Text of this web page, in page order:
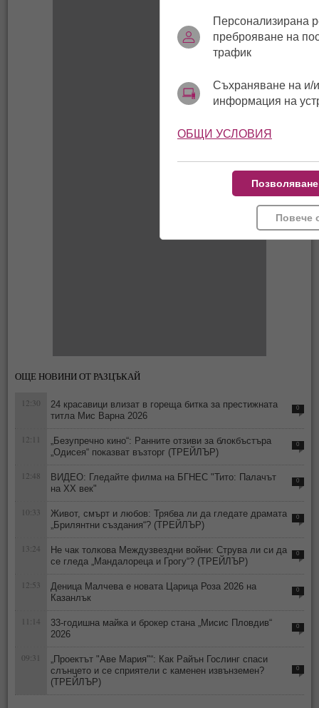
ОЩЕ НОВИНИ ОТ РАЗЦЪКАЙ
12:30
24 красавици влизат в гореща битка за престижната
титла Мис Варна 2026
0
12:11
„Безупречно кино“: Ранните отзиви за блокбъстъра
„Одисея“ показват възторг (ТРЕЙЛЪР)
0
12:48
ВИДЕО: Гледайте филма на БГНЕС "Тито: Палачът
на ХХ век"
0
10:33
Живот, смърт и любов: Трябва ли да гледате драмата
„Брилянтни създания“? (ТРЕЙЛЪР)
0
13:24
Не чак толкова Междузвездни войни: Струва ли си да
се гледа „Мандалореца и Грогу“? (ТРЕЙЛЪР)
0
12:53
Деница Малчева е новата Царица Роза 2026 на
Казанлък
0
11:14
33-годишна майка и брокер стана „Мисис Пловдив“
2026
0
09:31
„Проектът "Аве Мария"“: Как Райън Гослинг спаси
слънцето и се сприятели с каменен извънземен?
(ТРЕЙЛЪР)
0
Персонализирана
преброяване на
трафик
Съхраняване на и/
информация на
ОБЩИ УСЛОВИЯ
Повече